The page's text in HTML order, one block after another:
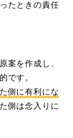
たときの責任
案を作成し、
です。
側に有利にな
側は念入りに